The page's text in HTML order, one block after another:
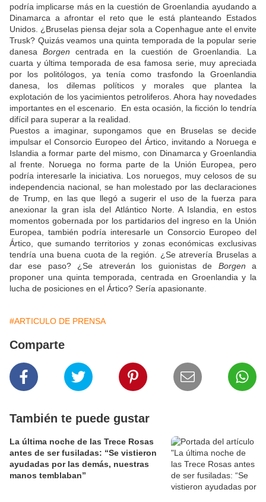
podría implicarse más en la cuestión de Groenlandia ayudando a
Dinamarca a afrontar el reto que le está planteando Estados
Unidos. ¿Bruselas piensa dejar sola a Copenhague ante el envite
Trusk? Quizás veamos una quinta temporada de la popular serie
danesaBorgencentrada en la cuestión de Groenlandia. La
cuarta y última temporada de esa famosa serie, muy apreciada
por los politólogos, ya tenía como trasfondo la Groenlandia
danesa, los dilemas políticos y morales que plantea la
explotación de los yacimientos petroliferos. Ahora hay novedades
importantes en el escenario. En esta ocasión, la ficción lo tendría
difícil para superar a la realidad.
Puestos a imaginar, supongamos que en Bruselas se decide
impulsar el Consorcio Europeo del Ártico, invitando a Noruega e
Islandia a formar parte del mismo, con Dinamarca y Groenlandia
al frente. Noruega no forma parte de la Unión Europea, pero
podría interesarle la iniciativa. Los noruegos, muy celosos de su
independencia nacional, se han molestado por las declaraciones
de Trump, en las que llegó a sugerir el uso de la fuerza para
anexionar la gran isla del Atlántico Norte. A Islandia, en estos
momentos gobernada por los partidarios del ingreso en la Unión
Europea, también podría interesarle un Consorcio Europeo del
Ártico, que sumando territorios y zonas económicas exclusivas
tendría una buena cuota de la región. ¿Se atrevería Bruselas a
dar ese paso? ¿Se atreverán los guionistas de Borgena
proponer una quinta temporada, centrada en Groenlandia y la
lucha de posiciones en el Ártico? Sería apasionante.
#ARTICULO DE PRENSA
Comparte
También te puede gustar
La última noche de las Trece Rosas
antes de ser fusiladas: “Se vistieron
ayudadas por las demás, nuestras
manos temblaban”